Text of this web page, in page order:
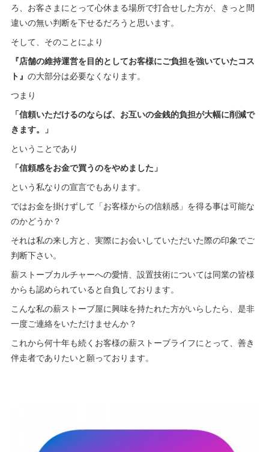
ろ、お客さまにとって心休まる場所で打合せした方が、きっと間
違いの無い判断を下せるだろうと思います。
そして、そのことにより
『店舗の維持運営を目的としてお客様にご負担を強いていたコス
ト』の大部分は必要なくなります。
つまり
「信頼いただけるのならば、お互いの金銭的負担が大幅に削減で
きます。」
ということであり
「信頼感をお金で買うのをやめました」
という私なりの宣言でもあります。
ではお金を掛けずして「お客様からの信頼感」を得る事は可能な
のかどうか？
それは私の来し方と、実際にお会いしていただいた際の印象でご
判断下さい。
薪ストーブカルチャーへの愛情、設置技術については同業の皆様
からも認められていると自負しております。
こんな私の薪ストーブ屋に興味を持たれた方がいらしたら、是非
一度ご連絡をいただけませんか？
これから何十年も続くお客様の薪ストーブライフにとって、善き
伴走者でありたいと願っております。